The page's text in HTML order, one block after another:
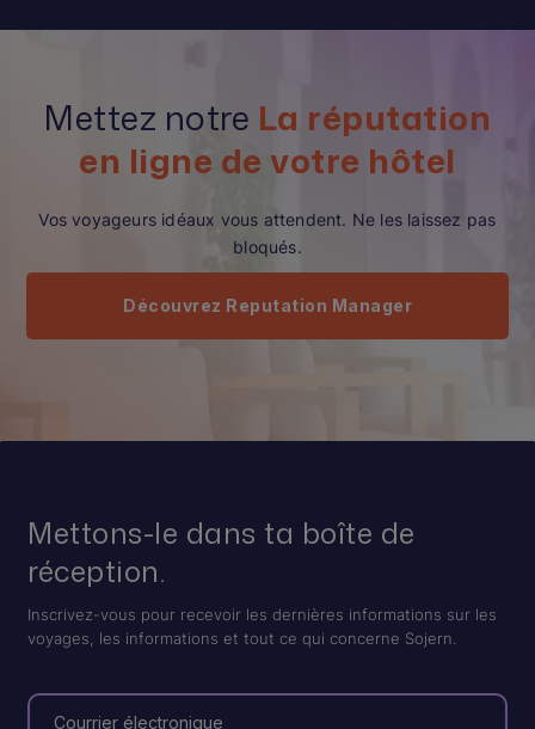
Mettez notre La réputation
en ligne de votre hôtel
Vos voyageurs idéaux vous attendent. Ne les laissez pas
bloqués.
Découvrez Reputation Manager
Mettons-le dans ta boîte de
réception.
Inscrivez-vous pour recevoir les dernières informations sur les
voyages, les informations et tout ce qui concerne Sojern.